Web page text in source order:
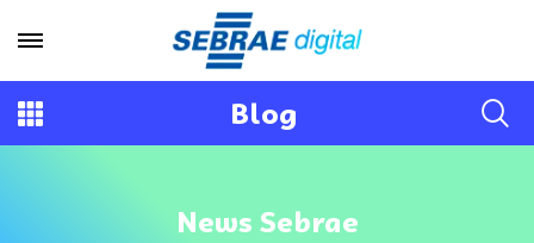
Blog
News Sebrae